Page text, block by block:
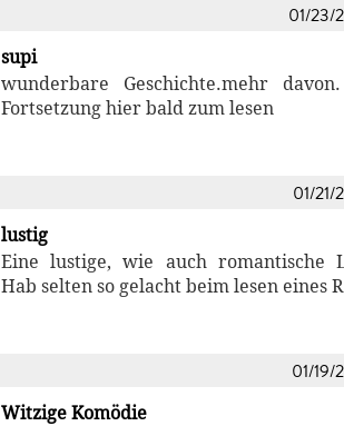
01/23/
supi
wunderbare Geschichte.mehr
Fortsetzung hier bald zum lesen
01/21/
lustig
Eine lustige, wie auch romantische
Hab selten so gelacht beim lesen eines
01/19/
Witzige Komödie